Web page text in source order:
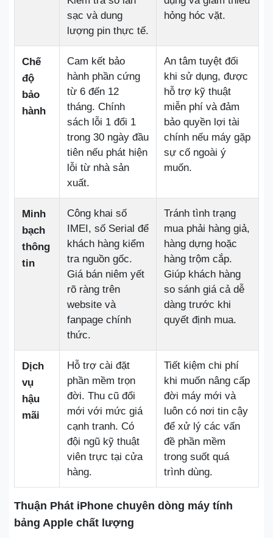
sạc và dung
lượng pin thực tế.
hỏng hóc vặt.
Chế
độ
bảo
hành
Cam kết bảo
hành phần cứng
từ 6 đến 12
tháng. Chính
sách lỗi 1 đổi 1
trong 30 ngày đầu
tiên nếu phát hiện
lỗi từ nhà sản
xuất.
An tâm tuyệt đối
khi sử dụng, được
hỗ trợ kỹ thuật
miễn phí và đảm
bảo quyền lợi tài
chính nếu máy gặp
sự cố ngoài ý
muốn.
Minh
bạch
thông
tin
Công khai số
IMEI, số Serial để
khách hàng kiểm
tra nguồn gốc.
Giá bán niêm yết
rõ ràng trên
website và
fanpage chính
thức.
Tránh tình trạng
mua phải hàng giả,
hàng dựng hoặc
hàng trộm cắp.
Giúp khách hàng
so sánh giá cả dễ
dàng trước khi
quyết định mua.
Dịch
vụ
hậu
mãi
Hỗ trợ cài đặt
phần mềm trọn
đời. Thu cũ đổi
mới với mức giá
cạnh tranh. Có
đội ngũ kỹ thuật
viên trực tại cửa
hàng.
Tiết kiệm chi phí
khi muốn nâng cấp
đời máy mới và
luôn có nơi tin cậy
để xử lý các vấn
đề phần mềm
trong suốt quá
trình dùng.
Thuận Phát iPhone chuyên dòng máy tính
bảng Apple chất lượng